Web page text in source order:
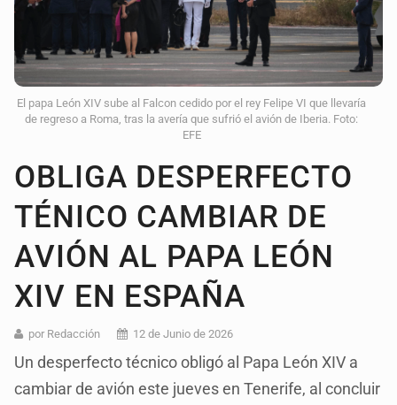
El papa León XIV sube al Falcon cedido por el rey Felipe VI que llevaría
de regreso a Roma, tras la avería que sufrió el avión de Iberia. Foto:
EFE
OBLIGA DESPERFECTO
TÉNICO CAMBIAR DE
AVIÓN AL PAPA LEÓN
XIV EN ESPAÑA
por Redacción 12 de Junio de 2026
Un desperfecto técnico obligó al Papa León XIV a
cambiar de avión este jueves en Tenerife, al concluir